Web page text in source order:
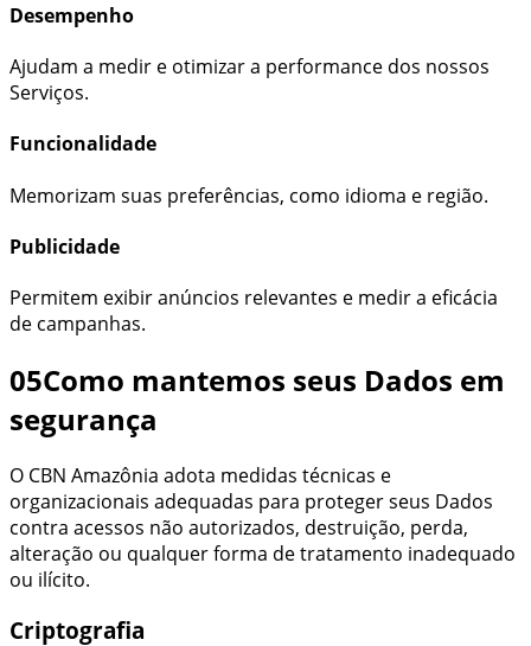
Desempenho
Ajudam a medir e otimizar a performance dos nossos
Serviços.
Funcionalidade
Memorizam suas preferências, como idioma e região.
Publicidade
Permitem exibir anúncios relevantes e medir a eficácia
de campanhas.
05Como mantemos seus Dados em
segurança
O CBN Amazônia adota medidas técnicas e
organizacionais adequadas para proteger seus Dados
contra acessos não autorizados, destruição, perda,
alteração ou qualquer forma de tratamento inadequado
ou ilícito.
Criptografia